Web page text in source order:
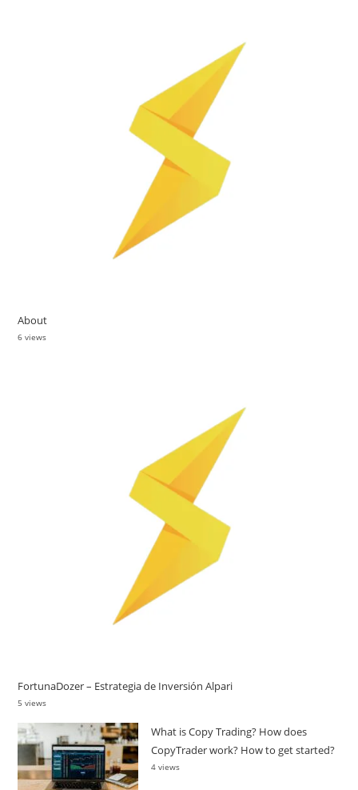
About
6 views
FortunaDozer – Estrategia de Inversión Alpari
5 views
What is Copy Trading? How does
CopyTrader work? How to get started?
4 views